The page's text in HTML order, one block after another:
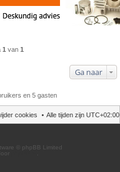
1 van 1
Ga naar
en 5 gasten
Alle tijden zijn UTC+02:00
cookies
© phpBB Limited